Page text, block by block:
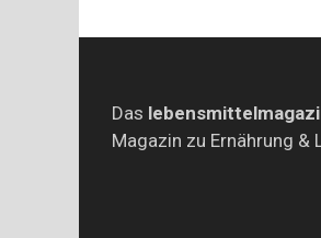
Das
Magazin zu Ernährung &